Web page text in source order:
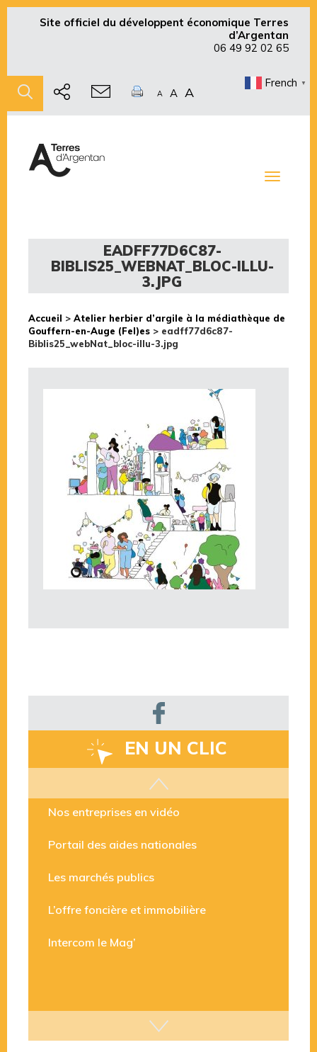
Site officiel du développent économique Terres
d’Argentan
06 49 92 02 65
A A A
French ▼
Toggle
EADFF77D6C87-
BIBLIS25_WEBNAT_BLOC-ILLU-
3.JPG
Accueil > Atelier herbier d’argile à la médiathèque de
Gouffern-en-Auge (Fel)es > eadff77d6c87-
Biblis25_webNat_bloc-illu-3.jpg
EN UN CLIC
Les aides disponibles